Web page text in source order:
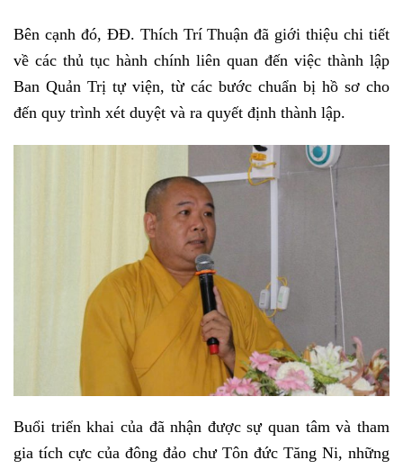
Bên cạnh đó, ĐĐ. Thích Trí Thuận đã giới thiệu chi tiết
về các thủ tục hành chính liên quan đến việc thành lập
Ban Quản Trị tự viện, từ các bước chuẩn bị hồ sơ cho
đến quy trình xét duyệt và ra quyết định thành lập.
Buổi triển khai của đã nhận được sự quan tâm và tham
gia tích cực của đông đảo chư Tôn đức Tăng Ni, những